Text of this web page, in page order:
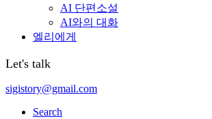
AI 단편소설
AI와의 대화
엘리에게
Let's talk
sigistory@gmail.com
Search